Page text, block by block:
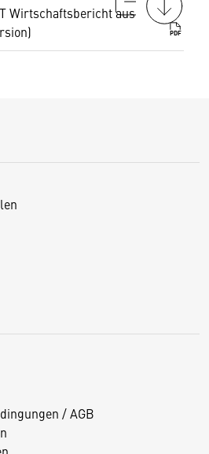
Wirtschaftsbericht aus
PDF
/ AGB